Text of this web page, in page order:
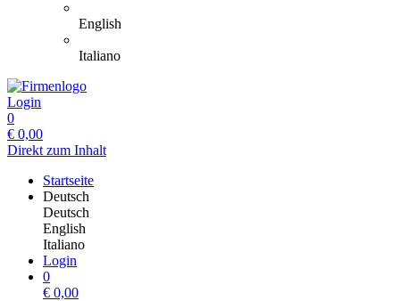
English
Italiano
Login
0
€ 0,00
Direkt zum Inhalt
Startseite
Deutsch
Deutsch
English
Italiano
Login
0
€ 0,00